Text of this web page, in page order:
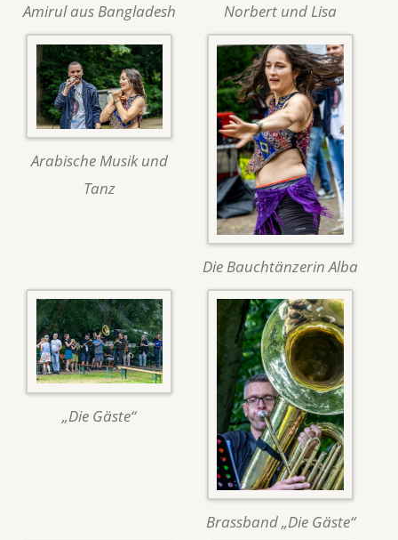
Amirul aus Bangladesh Norbert und Lisa
Arabische Musik und
Tanz
Die Bauchtänzerin Alba
„Die Gäste“
Brassband „Die Gäste“